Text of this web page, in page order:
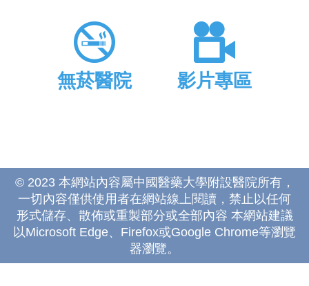
無菸醫院 影片專區
© 2023 本網站內容屬中國醫藥大學附設醫院所有，
一切內容僅供使用者在網站線上閱讀，禁止以任何
形式儲存、散佈或重製部分或全部內容 本網站建議
以Microsoft Edge、Firefox或Google Chrome等瀏覽
器瀏覽。